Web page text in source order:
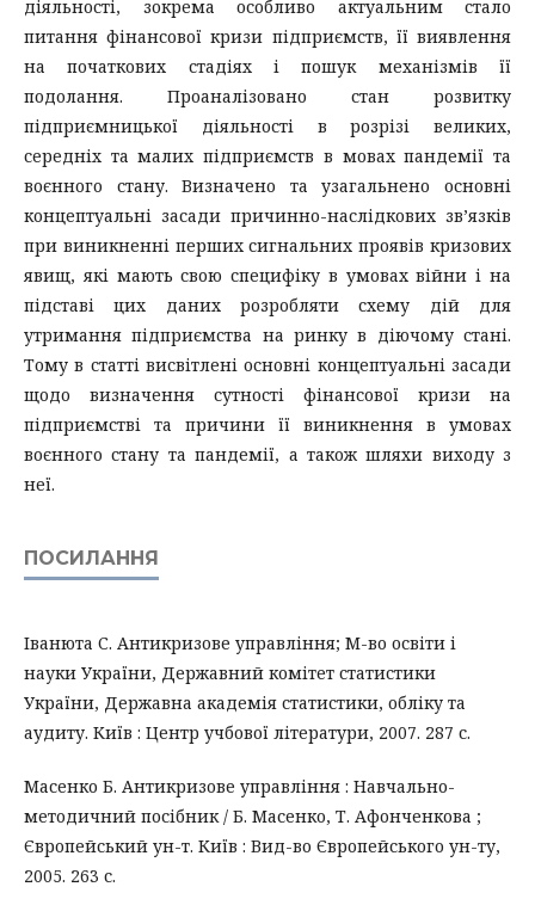
дiяльностi, зокрема особливо актуальним стало
питання фiнансової кризи пiдприємств, її виявлення
на початкових стадiях i пошук механiзмiв її
подолання. Проаналізовано стан розвитку
підприємницької діяльності в розрізі великих,
середніх та малих підприємств в мовах пандемії та
воєнного стану. Визначено та узагальнено основні
концептуальні засади причинно-наслiдкових зв’язкiв
при виникненнi перших сигнальних проявiв кризових
явищ, якi мають свою специфiку в умовах вiйни i на
пiдставi цих даних розробляти схему дiй для
утримання пiдприємства на ринку в дiючому станi.
Тому в статтi висвiтленi основнi концептуальнi засади
щодо визначення сутностi фiнансової кризи на
пiдприємствi та причини її виникнення в умовах
воєнного стану та пандемiї, а також шляхи виходу з
неї.
ПОСИЛАННЯ
Iванюта С. Антикризове управлiння; М-во освiти i
науки України, Державний комiтет статистики
України, Державна академiя статистики, облiку та
аудиту. Київ : Центр учбової лiтератури, 2007. 287 с.
Масенко Б. Антикризове управлiння : Навчально-
методичний посiбник / Б. Масенко, Т. Афонченкова ;
Європейський ун-т. Київ : Вид-во Європейського ун-ту,
2005. 263 с.